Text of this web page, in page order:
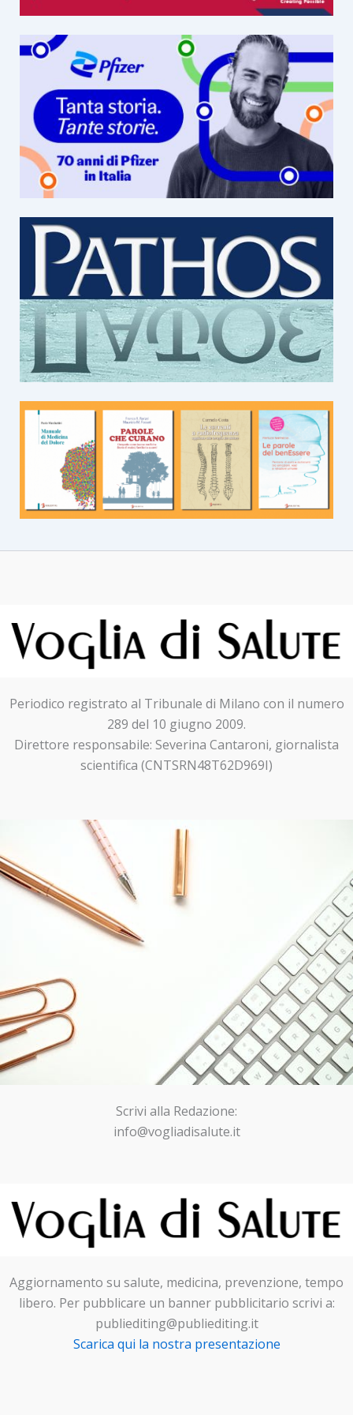
Periodico registrato al Tribunale di Milano con il numero
289 del 10 giugno 2009.
Direttore responsabile: Severina Cantaroni, giornalista
scientifica (CNTSRN48T62D969I)
Scrivi alla Redazione:
info@vogliadisalute.it
Aggiornamento su salute, medicina, prevenzione, tempo
libero. Per pubblicare un banner pubblicitario scrivi a:
publiediting@publiediting.it
Scarica qui la nostra presentazione